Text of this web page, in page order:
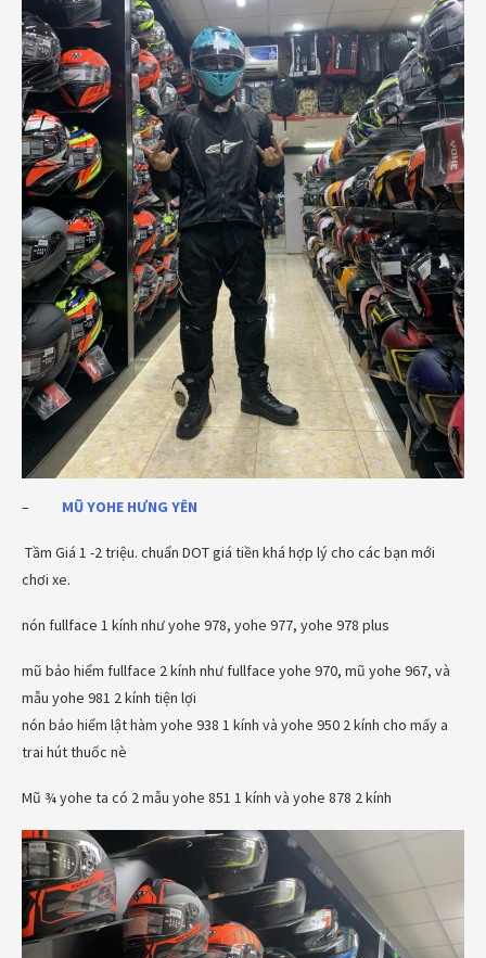
– MŨ YOHE HƯNG YÊN
Tầm Giá 1 -2 triệu. chuẩn DOT giá tiền khá hợp lý cho các bạn mới
chơi xe.
nón fullface 1 kính như yohe 978, yohe 977, yohe 978 plus
mũ bảo hiểm fullface 2 kính như fullface yohe 970, mũ yohe 967, và
mẫu yohe 981 2 kính tiện lợi
nón bảo hiểm lật hàm yohe 938 1 kính và yohe 950 2 kính cho mấy a
trai hút thuốc nè
Mũ ¾ yohe ta có 2 mẫu yohe 851 1 kính và yohe 878 2 kính